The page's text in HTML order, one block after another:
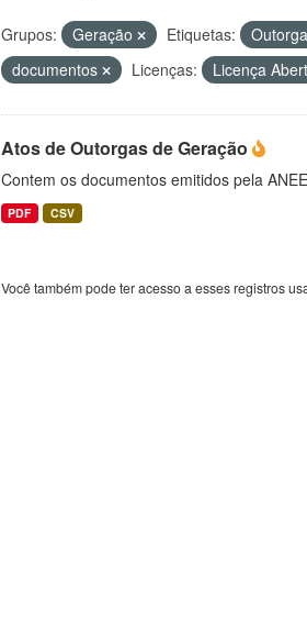
Grupos: Geração Etiquetas:
documentos
Licenças: Licença
Atos de Outorgas de Geração
Contem os documentos emitidos pela
PDF CSV
Você também pode ter acesso a esses registros